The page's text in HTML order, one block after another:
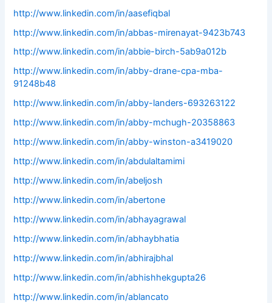
http://www.linkedin.com/in/aasefiqbal
http://www.linkedin.com/in/abbas-mirenayat-9423b743
http://www.linkedin.com/in/abbie-birch-5ab9a012b
http://www.linkedin.com/in/abby-drane-cpa-mba-
91248b48
http://www.linkedin.com/in/abby-landers-693263122
http://www.linkedin.com/in/abby-mchugh-20358863
http://www.linkedin.com/in/abby-winston-a3419020
http://www.linkedin.com/in/abdulaltamimi
http://www.linkedin.com/in/abeljosh
http://www.linkedin.com/in/abertone
http://www.linkedin.com/in/abhayagrawal
http://www.linkedin.com/in/abhaybhatia
http://www.linkedin.com/in/abhirajbhal
http://www.linkedin.com/in/abhishhekgupta26
http://www.linkedin.com/in/ablancato